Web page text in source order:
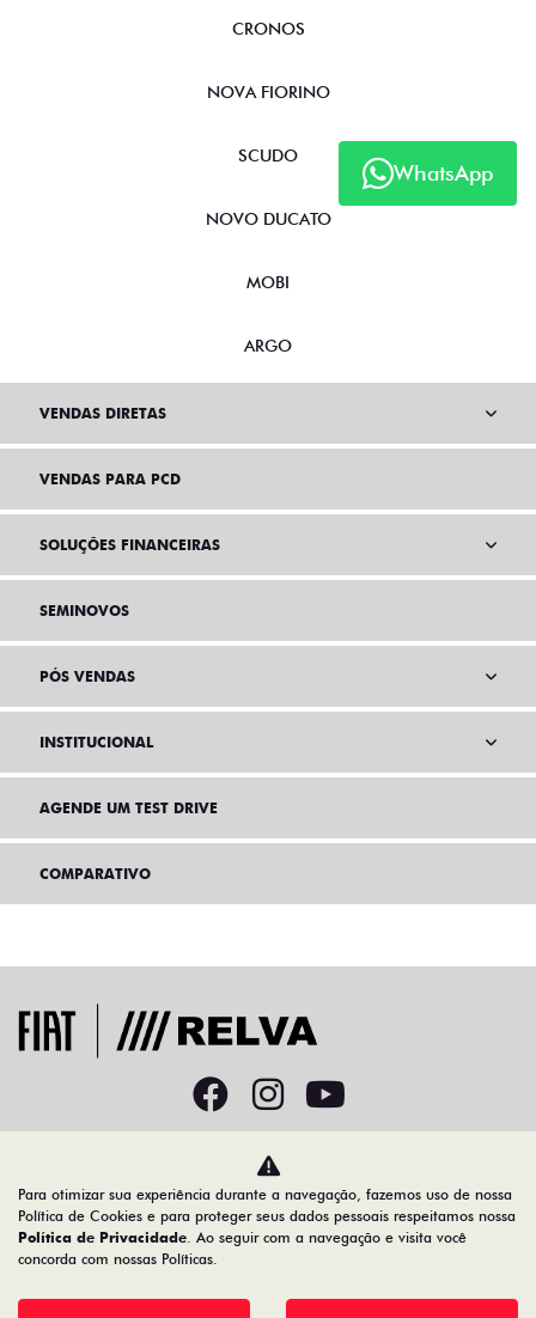
WhatsApp
CRONOS
NOVA FIORINO
SCUDO
NOVO DUCATO
MOBI
ARGO
VENDAS DIRETAS
VENDAS PARA PCD
SOLUÇÕES FINANCEIRAS
SEMINOVOS
PÓS VENDAS
INSTITUCIONAL
AGENDE UM TEST DRIVE
COMPARATIVO
Desacelere. Seu bem maior é a vida.
Para otimizar sua experiência durante a navegação, fazemos uso de nossa
Política de Cookies e para proteger seus dados pessoais respeitamos nossa
Política de Privacidade. Ao seguir com a navegação e visita você
concorda com nossas Políticas.